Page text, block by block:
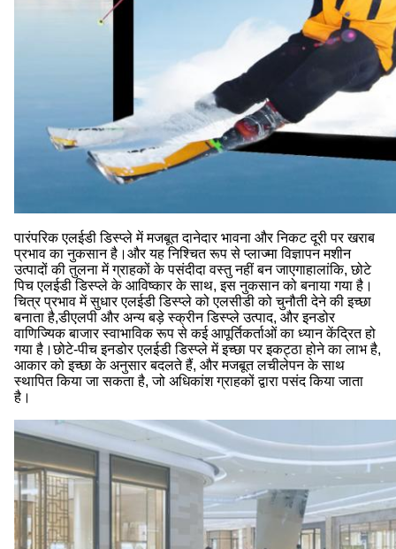
पारंपरिक एलईडी डिस्प्ले में मजबूत दानेदार भावना और निकट दूरी पर खराब
प्रभाव का नुकसान है।और यह निश्चित रूप से प्लाज्मा विज्ञापन मशीन
उत्पादों की तुलना में ग्राहकों के पसंदीदा वस्तु नहीं बन जाएगाहालांकि, छोटे
पिच एलईडी डिस्प्ले के आविष्कार के साथ, इस नुकसान को बनाया गया है।
चित्र प्रभाव में सुधार एलईडी डिस्प्ले को एलसीडी को चुनौती देने की इच्छा
बनाता है,डीएलपी और अन्य बड़े स्क्रीन डिस्प्ले उत्पाद, और इनडोर
वाणिज्यिक बाजार स्वाभाविक रूप से कई आपूर्तिकर्ताओं का ध्यान केंद्रित हो
गया है।छोटे-पीच इनडोर एलईडी डिस्प्ले में इच्छा पर इकट्ठा होने का लाभ है,
आकार को इच्छा के अनुसार बदलते हैं, और मजबूत लचीलेपन के साथ
स्थापित किया जा सकता है, जो अधिकांश ग्राहकों द्वारा पसंद किया जाता
है।